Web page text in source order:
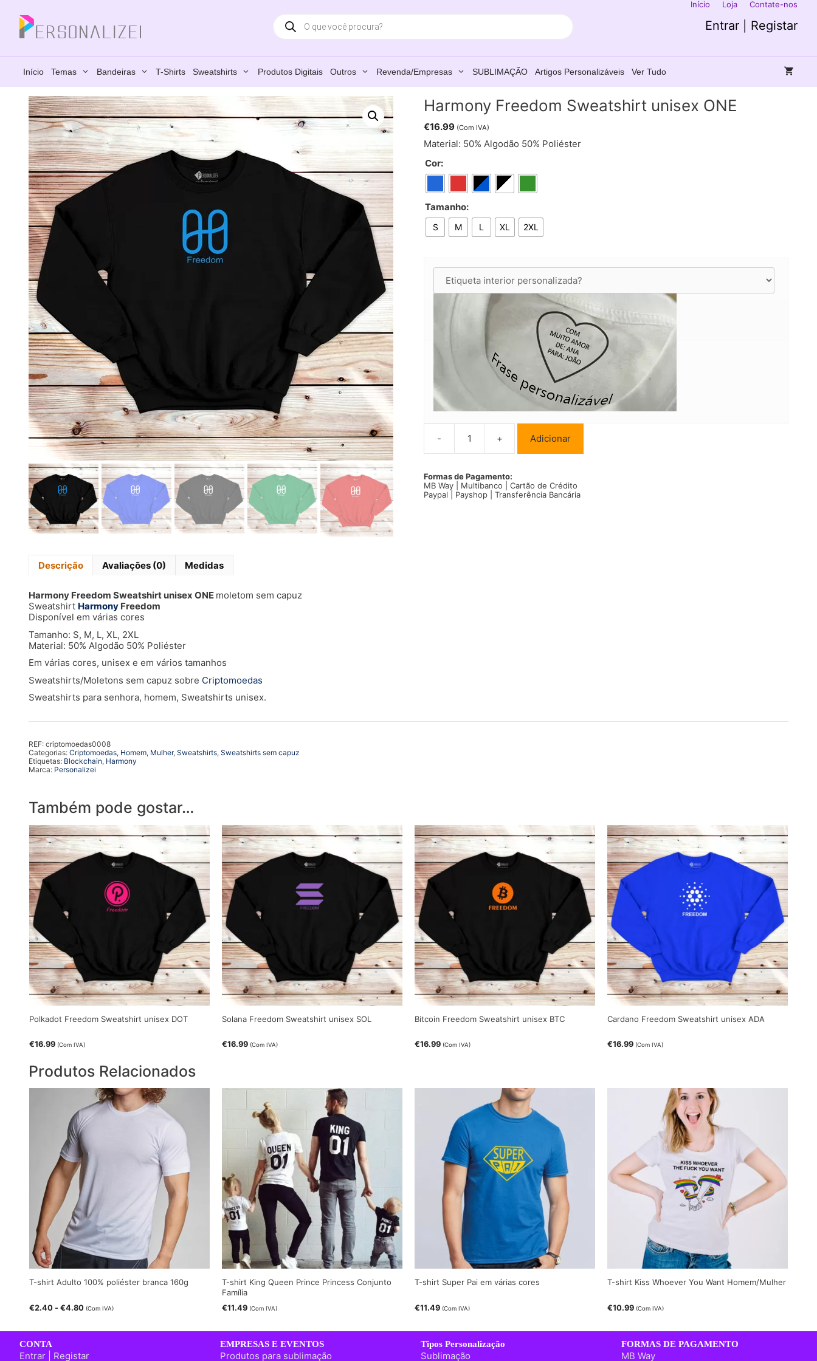
conteúdo
Início Loja Contate-nos
Entrar | Registar
Products
search
Início Temas Bandeiras T-Shirts Sweatshirts Produtos Digitais Outros Revenda/Empresas SUBLIMAÇÃO Artigos Personalizáveis Ver Tudo
Harmony Freedom Sweatshirt unisex ONE
€16.99 (Com IVA)
Material: 50% Algodão 50% Poliéster
Cor:
Tamanho:
S M L XL 2XL
-
Quantidade
de
Freedom
Sweatshirt
unisex
+ Adicionar
Formas de Pagamento:
MB Way | Multibanco | Cartão de Crédito
Paypal | Payshop | Transferência Bancária
Descrição Avaliações (0) Medidas
Harmony Freedom Sweatshirt unisex ONE moletom sem capuz
Sweatshirt Harmony Freedom
Disponível em várias cores
Tamanho: S, M, L, XL, 2XL
Material: 50% Algodão 50% Poliéster
Em várias cores, unisex e em vários tamanhos
Sweatshirts/Moletons sem capuz sobre Criptomoedas
Sweatshirts para senhora, homem, Sweatshirts unisex.
REF: criptomoedas0008
Categorias: Criptomoedas, Homem, Mulher, Sweatshirts, Sweatshirts sem capuz
Etiquetas: Blockchain, Harmony
Marca: Personalizei
Também pode gostar…
Polkadot Freedom Sweatshirt unisex DOT
€16.99 (Com IVA)
Solana Freedom Sweatshirt unisex SOL
€16.99 (Com IVA)
Bitcoin Freedom Sweatshirt unisex BTC
€16.99 (Com IVA)
Cardano Freedom Sweatshirt unisex ADA
€16.99 (Com IVA)
Produtos Relacionados
T-shirt Adulto 100% poliéster branca 160g
€2.40 -€4.80 (Com IVA)
T-shirt King Queen Prince Princess Conjunto
Família
€11.49 (Com IVA)
T-shirt Super Pai em várias cores
€11.49 (Com IVA)
T-shirt Kiss Whoever You Want Homem/Mulher
€10.99 (Com IVA)
CONTA
Entrar | Registar
EMPRESAS E EVENTOS
Produtos para sublimação
Tipos Personalização
Sublimação
FORMAS DE PAGAMENTO
MB Way